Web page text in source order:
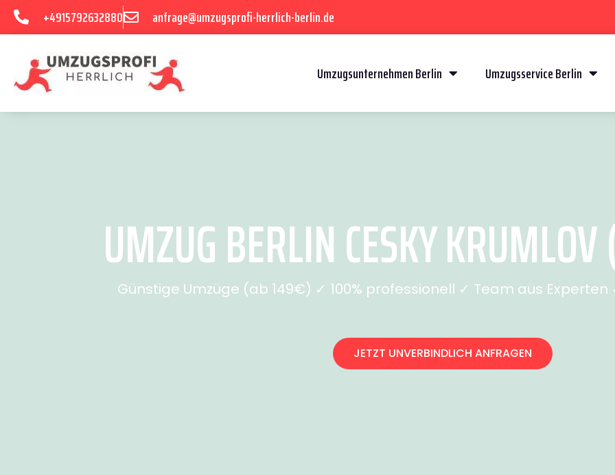
+4915792632880 anfrage@umzugsprofi-herrlich-berlin.de
Umzugsunternehmen Berlin Umzugsservice Berlin
UMZUG BERLIN CESKY
Günstige Umzüge (ab 149€) ✓ 100% professionell ✓ Team aus
JETZT UNVERBINDLICH ANFRAGEN